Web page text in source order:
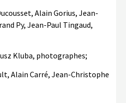
Alain Gorius, Jean-
Py, Jean-Paul Tingaud,
Kluba, photographes;
Alain Carré, Jean-Christophe